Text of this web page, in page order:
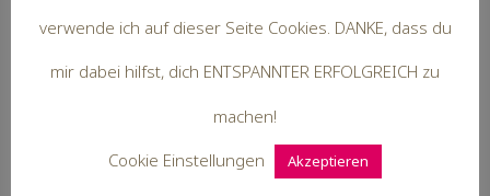
Hallo,
ich bin Steffi. Mit mir als Coach =
Kutscher kommst du leichter ans Ziel.
Du bist ENTSPANNTER ERFOLGREICH
verwende ich auf dieser Seite Cookies. DANKE, dass du
mir dabei hilfst, dich ENTSPANNTER ERFOLGREICH zu
machen!
Cookie Einstellungen Akzeptieren